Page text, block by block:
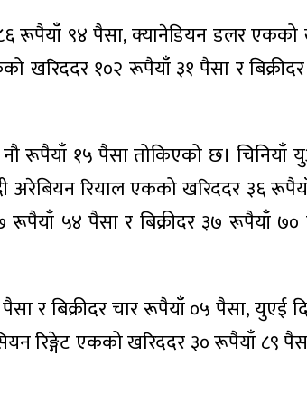
रूपैयाँ ९४ पैसा, क्यानेडियन डलर एकको
खरिददर १०२ रूपैयाँ ३१ पैसा र
नौ रूपैयाँ १५ पैसा तोकिएको छ।
अरेबियन रियाल एकको खरिददर ३६
रूपैयाँ ५४ पैसा र बिक्रीदर ३७ रूपैयाँ
र बिक्रीदर चार रूपैयाँ ०५ पैसा, युएई
रिङ्गेट एकको खरिददर ३० रूपैयाँ ८९